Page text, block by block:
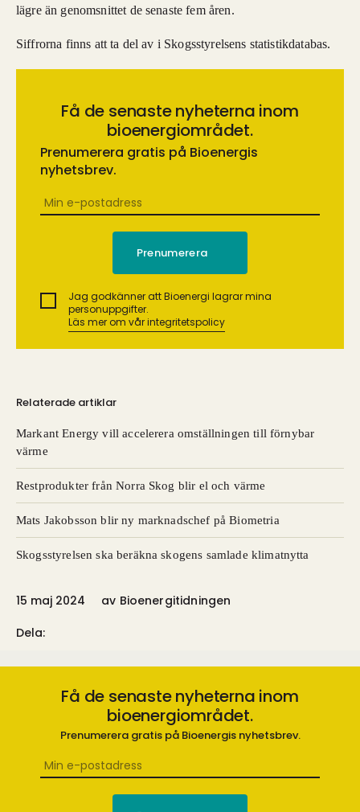
lägre än genomsnittet de senaste fem åren.
Siffrorna finns att ta del av i Skogsstyrelsens statistikdatabas.
Få de senaste nyheterna inom
bioenergiområdet.
Prenumerera gratis på Bioenergis
nyhetsbrev.
Jag godkänner att Bioenergi lagrar mina
personuppgifter.
Läs mer om vår integritetspolicy
Relaterade artiklar
Markant Energy vill accelerera omställningen till förnybar
värme
Restprodukter från Norra Skog blir el och värme
Mats Jakobsson blir ny marknadschef på Biometria
Skogsstyrelsen ska beräkna skogens samlade klimatnytta
15 maj 2024 av Bioenergitidningen
Dela:
Få de senaste nyheterna inom
bioenergiområdet.
Prenumerera gratis på Bioenergis nyhetsbrev.